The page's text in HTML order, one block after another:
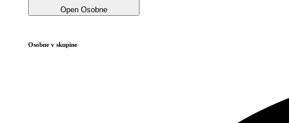
Open Osobne
Osobne v skupine